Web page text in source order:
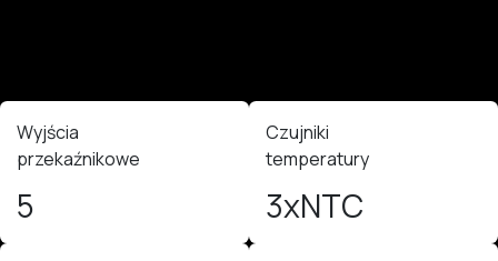
Wyjścia
przekaźnikowe
5
Czujniki
temperatury
3xNTC